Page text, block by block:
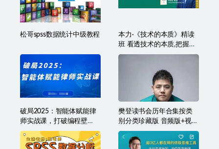
唐乾元·规模精读班 教育培
训
谷雨老师《人文花道美学
松哥spss数据统计中级教程
本力·《技术的本质》精读
班 看透技术的本质,把握投